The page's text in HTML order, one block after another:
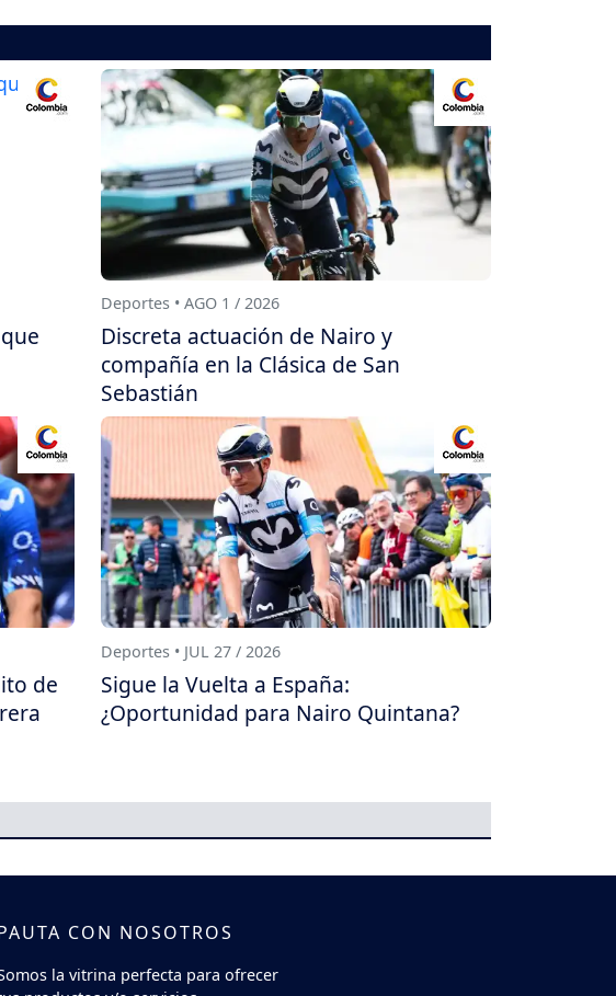
Deportes • AGO 1 / 2026
Discreta actuación de Nairo y
compañía en la Clásica de San
Sebastián
de
Deportes • JUL 27 / 2026
Sigue la Vuelta a España:
¿Oportunidad para Nairo Quintana?
CON NOSOTROS
la vitrina perfecta para ofrecer